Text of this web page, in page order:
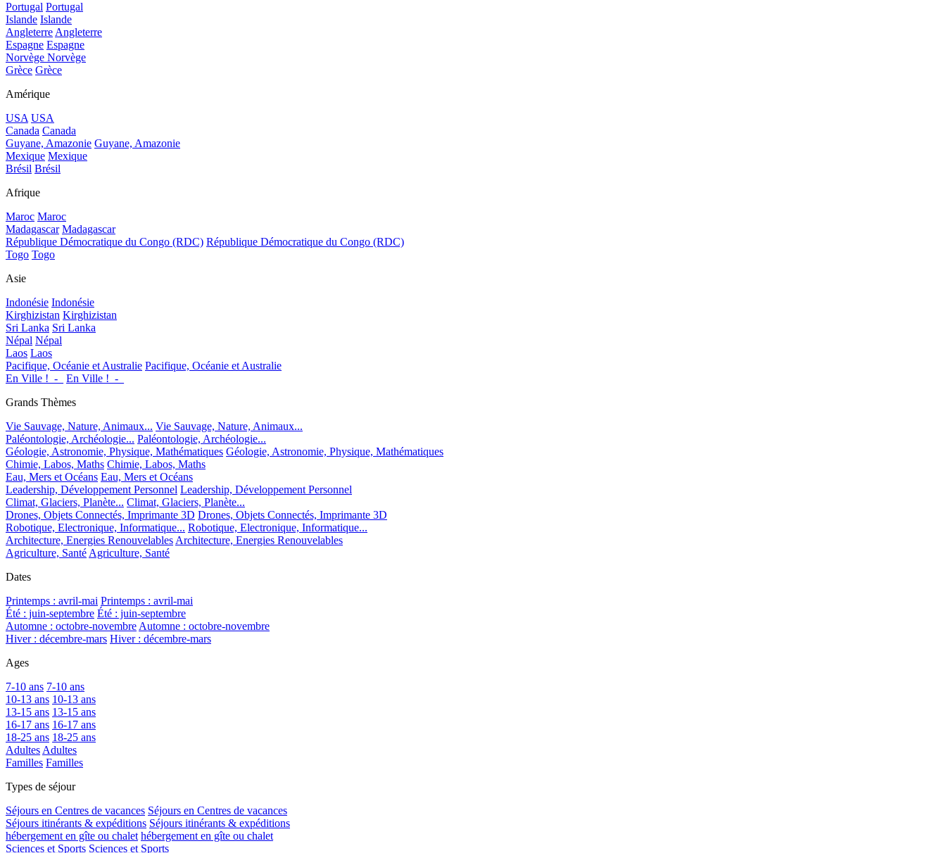
Portugal Portugal
Islande Islande
AngleterreAngleterre
Espagne Espagne
Norvège Norvège
Grèce Grèce
Amérique
USA USA
Canada Canada
Guyane, Amazonie Guyane, Amazonie
Mexique Mexique
Brésil Brésil
Afrique
Maroc Maroc
Madagascar Madagascar
République Démocratique du Congo (RDC) République Démocratique du Congo (RDC)
Togo Togo
Asie
Indonésie Indonésie
Kirghizistan Kirghizistan
Sri Lanka Sri Lanka
Népal Népal
Laos Laos
Pacifique, Océanie et Australie Pacifique, Océanie et Australie
En Ville !_-_
En Ville !_-_
Grands Thèmes
Vie Sauvage, Nature, Animaux... Vie Sauvage, Nature, Animaux...
Paléontologie, Archéologie... Paléontologie, Archéologie...
Géologie, Astronomie, Physique, Mathématiques Géologie, Astronomie, Physique, Mathématiques
Chimie, Labos, Maths Chimie, Labos, Maths
Eau, Mers et Océans Eau, Mers et Océans
Leadership, Développement Personnel Leadership, Développement Personnel
Climat, Glaciers, Planète... Climat, Glaciers, Planète...
Drones, Objets Connectés, Imprimante 3D Drones, Objets Connectés, Imprimante 3D
Robotique, Electronique, Informatique... Robotique, Electronique, Informatique...
Architecture, Energies RenouvelablesArchitecture, Energies Renouvelables
Agriculture, SantéAgriculture, Santé
Dates
Printemps : avril-mai Printemps : avril-mai
Été : juin-septembre Été : juin-septembre
Automne : octobre-novembreAutomne : octobre-novembre
Hiver : décembre-mars Hiver : décembre-mars
Ages
7-10 ans 7-10 ans
10-13 ans 10-13 ans
13-15 ans 13-15 ans
16-17 ans 16-17 ans
18-25 ans 18-25 ans
AdultesAdultes
Familles Familles
Types de séjour
Séjours en Centres de vacances Séjours en Centres de vacances
Séjours itinérants & expéditions Séjours itinérants & expéditions
hébergement en gîte ou chalet hébergement en gîte ou chalet
Sciences et Sports Sciences et Sports